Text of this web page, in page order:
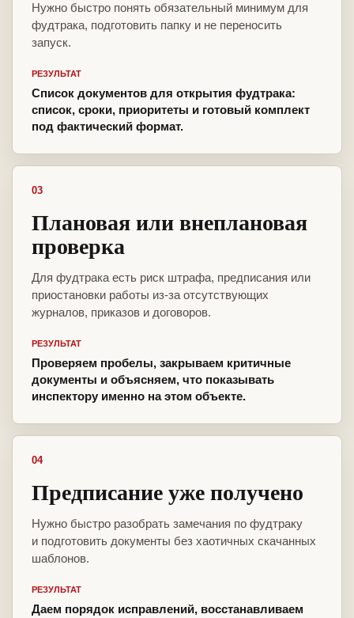
Нужно быстро понять обязательный минимум для
фудтрака, подготовить папку и не переносить
запуск.
РЕЗУЛЬТАТ
Список документов для открытия фудтрака:
список, сроки, приоритеты и готовый комплект
под фактический формат.
03
Плановая или внеплановая
проверка
Для фудтрака есть риск штрафа, предписания или
приостановки работы из-за отсутствующих
журналов, приказов и договоров.
РЕЗУЛЬТАТ
Проверяем пробелы, закрываем критичные
документы и объясняем, что показывать
инспектору именно на этом объекте.
04
Предписание уже получено
Нужно быстро разобрать замечания по фудтраку
и подготовить документы без хаотичных скачанных
шаблонов.
РЕЗУЛЬТАТ
Даем порядок исправлений, восстанавливаем